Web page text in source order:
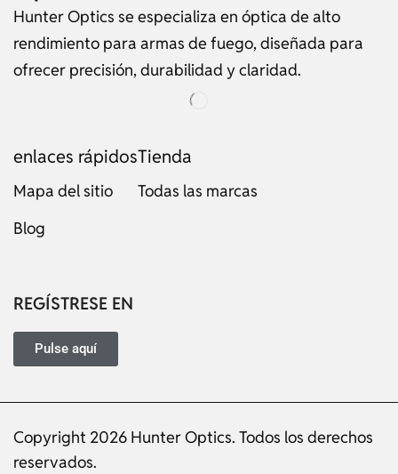
Hunter Optics se especializa en óptica de alto
rendimiento para armas de fuego, diseñada para
ofrecer precisión, durabilidad y claridad.
enlaces rápidos
Mapa del sitio
Blog
Tienda
Todas las marcas
REGÍSTRESE EN
Pulse aquí
Copyright 2026 Hunter Optics. Todos los derechos
reservados.
Portuguese
French